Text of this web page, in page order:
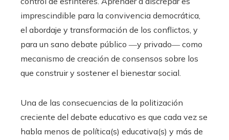
imprescindible para la convivencia democrática,
el abordaje y transformación de los conflictos, y
para un sano debate público ―y privado― como
mecanismo de creación de consensos sobre los
que construir y sostener el bienestar social.
Una de las consecuencias de la politización
creciente del debate educativo es que cada vez se
habla menos de política(s) educativa(s) y más de